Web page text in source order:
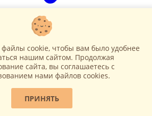
Наружные блоки
cookie, чтобы вам было удобнее
нашим сайтом. Продолжая
сайта, вы соглашаетесь c
нами файлов cookies.
ПРИНЯТЬ